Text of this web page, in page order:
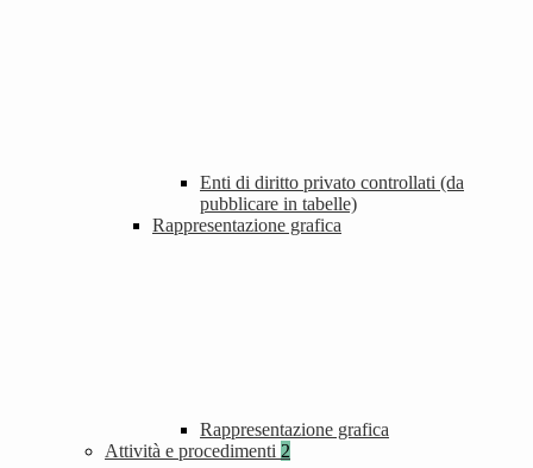
Enti di diritto privato controllati (da
pubblicare in tabelle)
Rappresentazione grafica
Rappresentazione grafica
Attività e procedimenti 2